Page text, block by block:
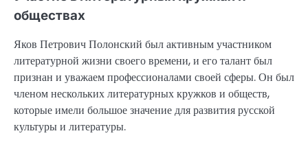
обществах
Яков Петрович Полонский был активным участником
литературной жизни своего времени, и его талант был
признан и уважаем профессионалами своей сферы. Он был
членом нескольких литературных кружков и обществ,
которые имели большое значение для развития русской
культуры и литературы.